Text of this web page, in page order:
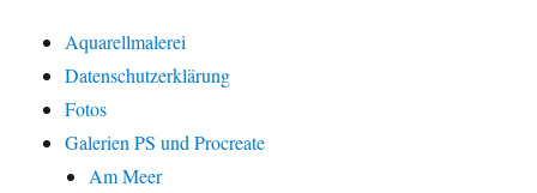
Aquarellmalerei
Datenschutzerklärung
Fotos
Galerien PS und Procreate
Am Meer